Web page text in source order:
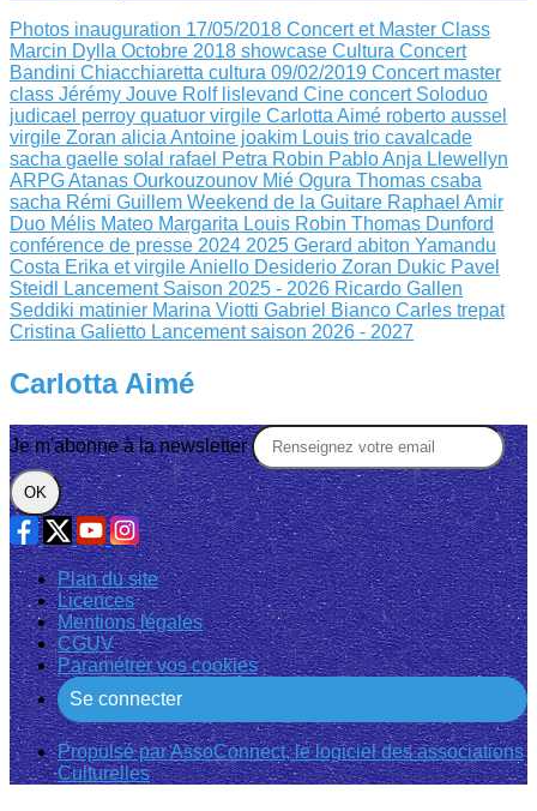
Photos inauguration 17/05/2018 Concert et Master Class
Marcin Dylla Octobre 2018 showcase Cultura Concert
Bandini Chiacchiaretta cultura 09/02/2019 Concert master
class Jérémy Jouve Rolf lislevand Cine concert Soloduo
judicael perroy quatuor virgile Carlotta Aimé roberto aussel
virgile Zoran alicia Antoine joakim Louis trio cavalcade
sacha gaelle solal rafael Petra Robin Pablo Anja Llewellyn
ARPG Atanas Ourkouzounov Mié Ogura Thomas csaba
sacha Rémi Guillem Weekend de la Guitare Raphael Amir
Duo Mélis Mateo Margarita Louis Robin Thomas Dunford
conférence de presse 2024 2025 Gerard abiton Yamandu
Costa Erika et virgileAniello Desiderio Zoran Dukic Pavel
Steidl
Lancement Saison 2025 - 2026 Ricardo Gallen
Seddiki matinier Marina Viotti Gabriel Bianco Carles trepat
Cristina Galietto Lancement saison 2026 - 2027
Carlotta Aimé
Je m'abonne à la newsletter
OK
Plan du site
Licences
Mentions légales
CGUV
Paramétrer vos cookies
Se connecter
Propulsé par AssoConnect, le logiciel des associations
Culturelles